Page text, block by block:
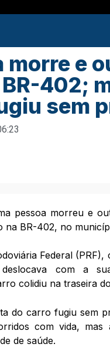
morre e
402;
sem
pessoa morreu e
na BR-402, no
Federal
com a
colidiu na traseira
do carro fugiu sem
com vida,
de saúde.